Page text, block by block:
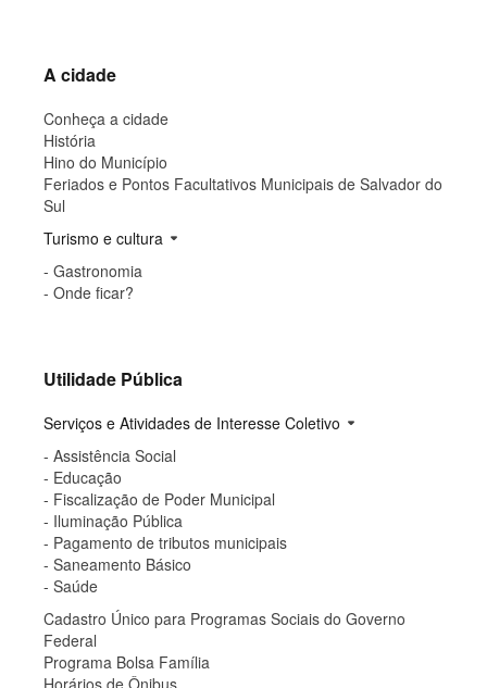
A cidade
Conheça a cidade
História
Hino do Município
Feriados e Pontos Facultativos Municipais de Salvador do
Sul
Turismo e cultura arrow_drop_down
- Gastronomia
- Onde ficar?
Utilidade Pública
Serviços e Atividades de Interesse Coletivo arrow_drop_down
- Assistência Social
- Educação
- Fiscalização de Poder Municipal
- Iluminação Pública
- Pagamento de tributos municipais
- Saneamento Básico
- Saúde
Cadastro Único para Programas Sociais do Governo
Federal
Programa Bolsa Família
Horários de Ônibus